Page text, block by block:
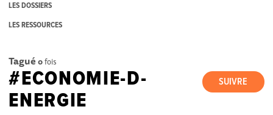
LES DOSSIERS
LES RESSOURCES
Tagué 0fois
SUIVRE
#ECONOMIE-D-
ENERGIE